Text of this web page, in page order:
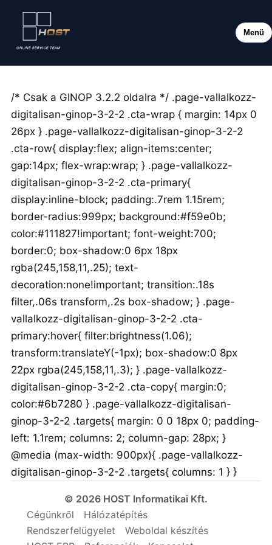
Menü
/* Csak a GINOP 3.2.2 oldalra */ .page-vallalkozz-
digitalisan-ginop-3-2-2 .cta-wrap { margin: 14px 0
26px } .page-vallalkozz-digitalisan-ginop-3-2-2
.cta-row{ display:flex; align-items:center;
gap:14px; flex-wrap:wrap; } .page-vallalkozz-
digitalisan-ginop-3-2-2 .cta-primary{
display:inline-block; padding:.7rem 1.15rem;
border-radius:999px; background:#f59e0b;
color:#111827!important; font-weight:700;
border:0; box-shadow:0 6px 18px
rgba(245,158,11,.25); text-
decoration:none!important; transition:.18s
filter,.06s transform,.2s box-shadow; } .page-
vallalkozz-digitalisan-ginop-3-2-2 .cta-
primary:hover{ filter:brightness(1.06);
transform:translateY(-1px); box-shadow:0 8px
22px rgba(245,158,11,.3); } .page-vallalkozz-
digitalisan-ginop-3-2-2 .cta-copy{ margin:0;
color:#6b7280 } .page-vallalkozz-digitalisan-
ginop-3-2-2 .targets{ margin: 0 0 18px 0; padding-
left: 1.1rem; columns: 2; column-gap: 28px; }
@media (max-width: 900px){ .page-vallalkozz-
digitalisan-ginop-3-2-2 .targets{ columns: 1 } }
© 2026 HOST Informatikai Kft.
Cégünkről
Hálózatépítés
Rendszerfelügyelet
Weboldal készítés